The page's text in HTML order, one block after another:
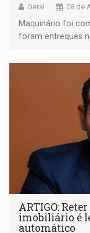
Geral 08 de
Maquinário foi
foram entregues
ARTIGO:
imobiliário é
automático